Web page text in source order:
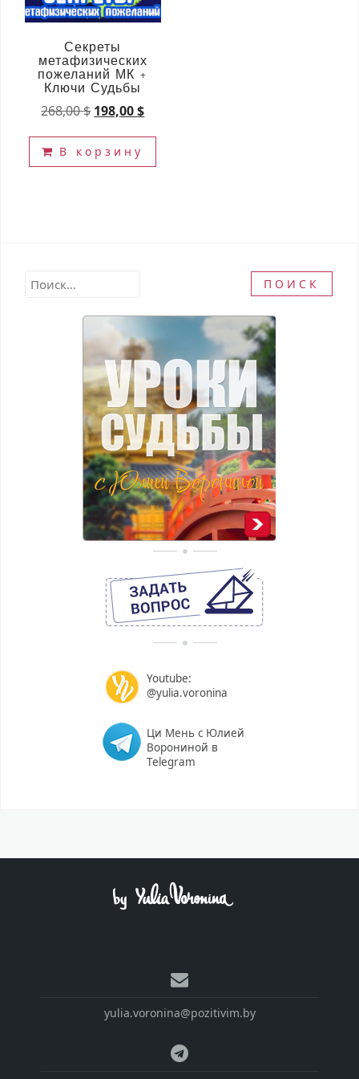
Секреты
метафизических
пожеланий МК +
Ключи Судьбы
268,00$ Первоначальная
составляла
268,00 $.
198,00$Текущая
198,00 $.
В корзину
Youtube:
@yulia.voronina
Ци Мень с Юлией
Ворониной в
Telegram
yulia.voronina@pozitivim.by